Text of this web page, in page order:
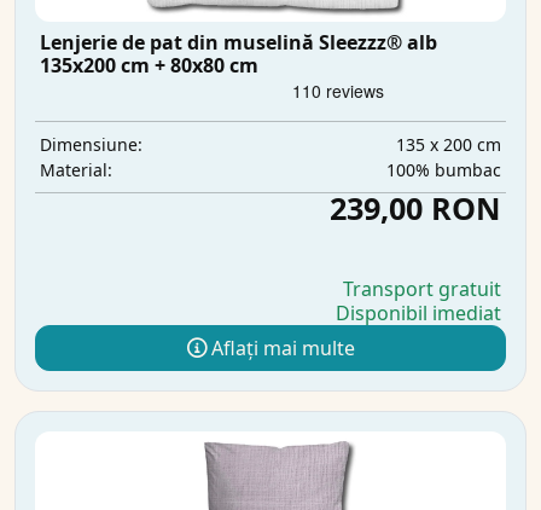
Lenjerie de pat din muselină Sleezzz® alb
135x200 cm + 80x80 cm
Dimensiune:
135 x 200 cm
Material:
100% bumbac
239,00 RON
Transport gratuit
Disponibil imediat
Aflați mai multe